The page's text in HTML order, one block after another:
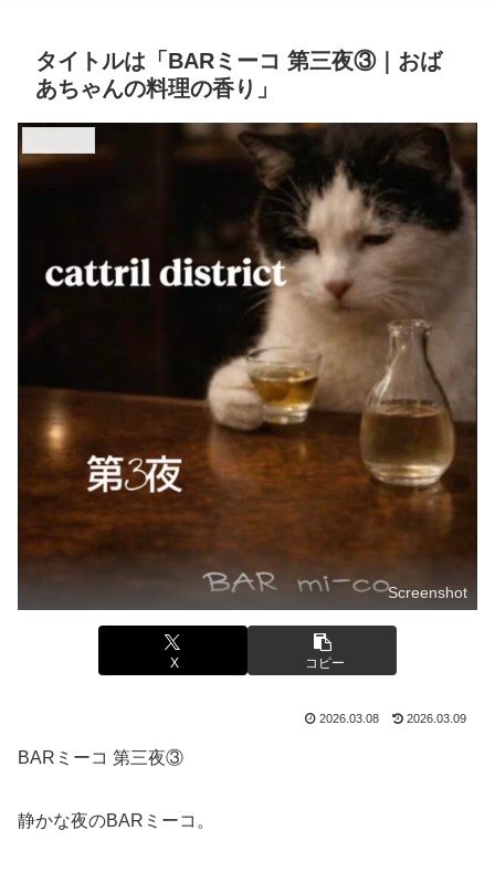
タイトルは「BARミーコ 第三夜③｜おば
あちゃんの料理の香り」
Screenshot
X コピー
2026.03.08 2026.03.09
BARミーコ 第三夜③
静かな夜のBARミーコ。